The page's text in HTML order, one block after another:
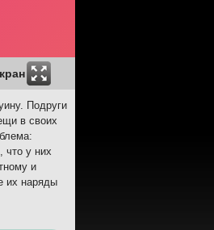
Подруги
в своих
что у них
и
их наряды